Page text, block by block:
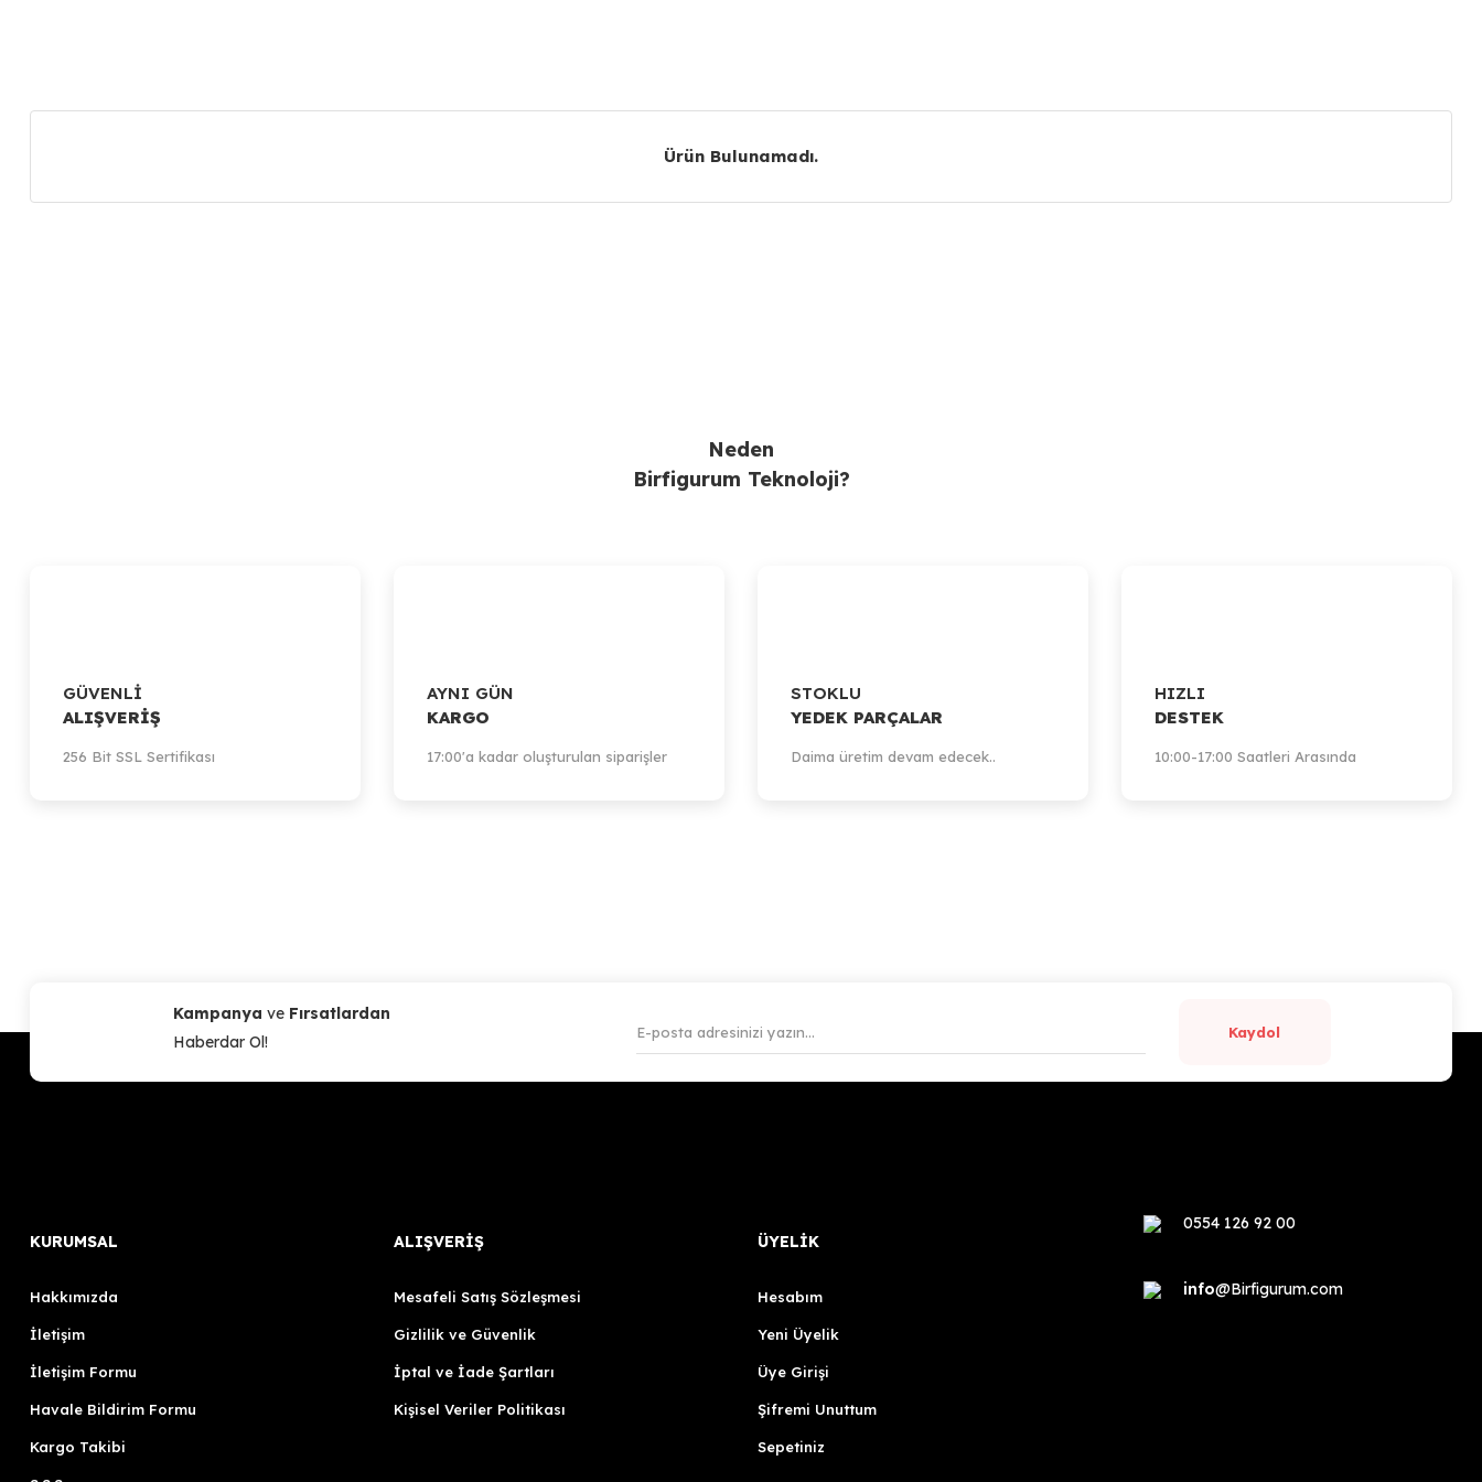
Ürün bilgilerinde hatalar bulunuyor.
Ürün Bulunamadı.
Neden
Birfigurum Teknoloji?
GÜVENLİ
ALIŞVERİŞ
256 Bit SSL Sertifikası
AYNI GÜN
KARGO
17:00'a kadar oluşturulan siparişler
STOKLU
YEDEK PARÇALAR
Daima üretim devam edecek..
HIZLI
DESTEK
10:00-17:00 Saatleri Arasında
Kampanya ve Fırsatlardan
Haberdar Ol!
Kaydol
KURUMSAL
Hakkımızda
İletişim
İletişim Formu
Havale Bildirim Formu
Kargo Takibi
ALIŞVERİŞ
Mesafeli Satış Sözleşmesi
Gizlilik ve Güvenlik
İptal ve İade Şartları
Kişisel Veriler Politikası
ÜYELİK
Hesabım
Yeni Üyelik
Üye Girişi
Şifremi Unuttum
Sepetiniz
0554 126 92 00
info@Birfigurum.com